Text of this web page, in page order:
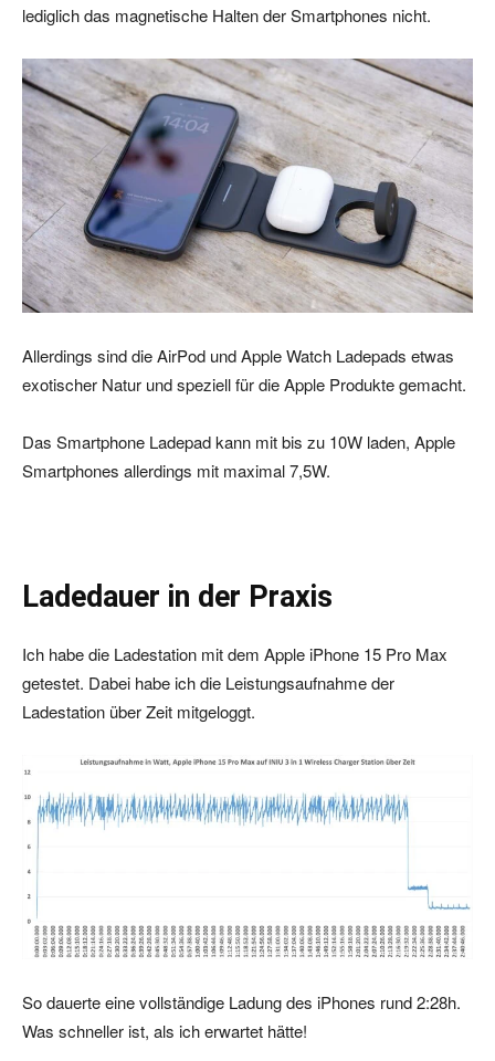
lediglich das magnetische Halten der Smartphones nicht.
Allerdings sind die AirPod und Apple Watch Ladepads etwas
exotischer Natur und speziell für die Apple Produkte gemacht.
Das Smartphone Ladepad kann mit bis zu 10W laden, Apple
Smartphones allerdings mit maximal 7,5W.
Ladedauer in der Praxis
Ich habe die Ladestation mit dem Apple iPhone 15 Pro Max
getestet. Dabei habe ich die Leistungsaufnahme der
Ladestation über Zeit mitgeloggt.
So dauerte eine vollständige Ladung des iPhones rund 2:28h.
Was schneller ist, als ich erwartet hätte!